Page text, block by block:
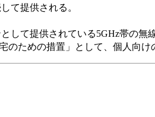
て提供される。
して提供されている5GHz帯の無
のための措置」として、個人向け